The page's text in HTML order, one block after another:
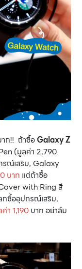
าก!! ถ้าซื้อ Galaxy Z
(มูลค่า 2,790
รณ์เสริม, Galaxy
บาท แต่ถ้าซื้อ
with Ring สี
กซื้ออุปกรณ์เสริม,
า 1,190 บาท อย่าลืม